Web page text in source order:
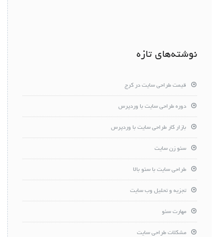
نوشته‌های تازه
قیمت طراحی سایت در کرج
دوره طراحی سایت با وردپرس
بازار کار طراحی سایت با وردپرس
سئو زن سایت
طراحی سایت با سئو بالا
تجزیه و تحلیل وب سایت
مهارت سئو
مشکلات طراحی سایت